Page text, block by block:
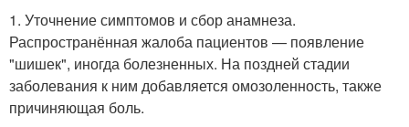
1. Уточнение симптомов и сбор анамнеза.
Распространённая жалоба пациентов — появление
"шишек", иногда болезненных. На поздней стадии
заболевания к ним добавляется омозоленность, также
причиняющая боль.